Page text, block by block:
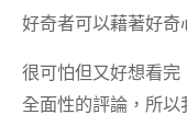
好奇者可以藉著好
很可怕但又好想看
全面性的評論，所以